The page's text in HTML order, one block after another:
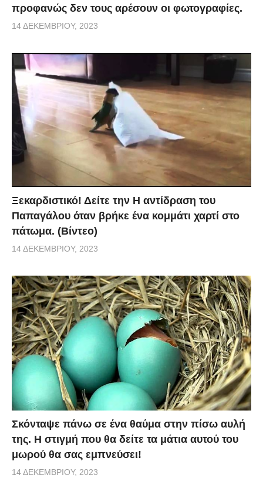
προφανώς δεν τους αρέσουν οι φωτογραφίες.
14 ΔΕΚΕΜΒΡΊΟΥ, 2023
Ξεκαρδιστικό! Δείτε την Η αντίδραση του
Παπαγάλου όταν βρήκε ένα κομμάτι χαρτί στο
πάτωμα. (Βίντεο)
14 ΔΕΚΕΜΒΡΊΟΥ, 2023
Σκόνταψε πάνω σε ένα θαύμα στην πίσω αυλή
της. Η στιγμή που θα δείτε τα μάτια αυτού του
μωρού θα σας εμπνεύσει!
14 ΔΕΚΕΜΒΡΊΟΥ, 2023